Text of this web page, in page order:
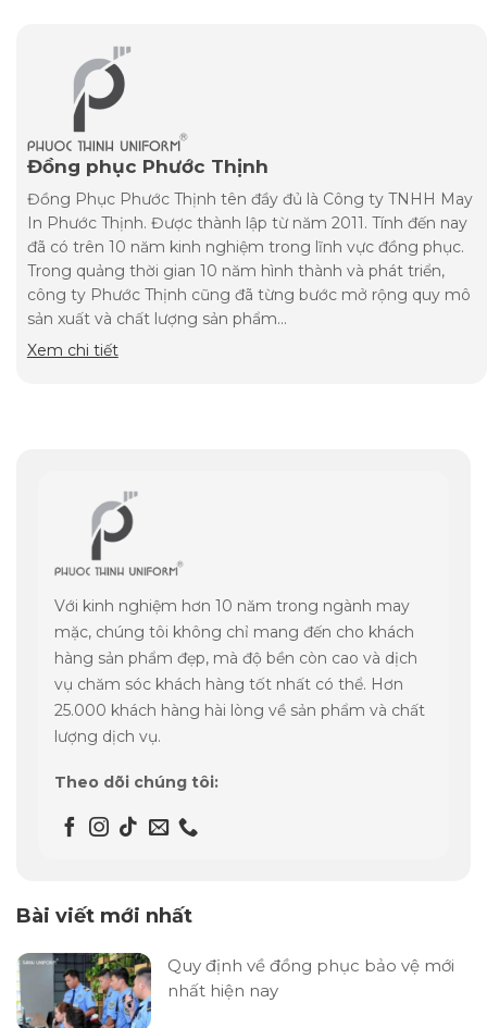
Đồng phục Phước Thịnh
Đồng Phục Phước Thịnh tên đầy đủ là Công ty TNHH May
In Phước Thịnh. Được thành lập từ năm 2011. Tính đến nay
đã có trên 10 năm kinh nghiệm trong lĩnh vực đồng phục.
Trong quảng thời gian 10 năm hình thành và phát triển,
công ty Phước Thịnh cũng đã từng bước mở rộng quy mô
sản xuất và chất lượng sản phẩm...
Xem chi tiết
Với kinh nghiệm hơn 10 năm trong ngành may
mặc, chúng tôi không chỉ mang đến cho khách
hàng sản phẩm đẹp, mà độ bền còn cao và dịch
vụ chăm sóc khách hàng tốt nhất có thể. Hơn
25.000 khách hàng hài lòng về sản phẩm và chất
lượng dịch vụ.
Theo dõi chúng tôi:
Bài viết mới nhất
Quy định về đồng phục bảo vệ mới
nhất hiện nay